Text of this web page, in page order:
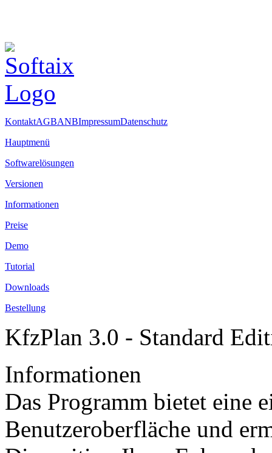
KontaktAGBANBImpressumDatenschutz
Hauptmenü
Softwarelösungen
Versionen
Informationen
Preise
Demo
Tutorial
Downloads
Bestellung
KfzPlan 3.0 - Standard
Informationen
Das Programm bietet eine
Benutzeroberfläche und